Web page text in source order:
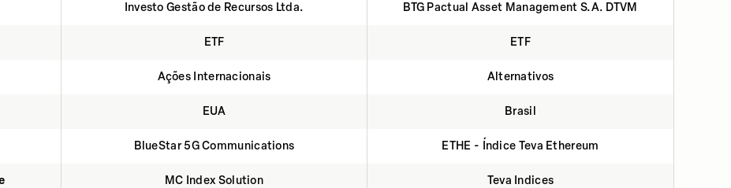
Investo Gestão de Recursos Ltda. BTG Pactual Asset Management S.A. DTVM
ETF ETF
Ações Internacionais Alternativos
EUA Brasil
BlueStar 5G Communications ETHE - Índice Teva Ethereum
MC Index Solution Teva Indices